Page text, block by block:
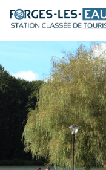
Panneau de gestion des